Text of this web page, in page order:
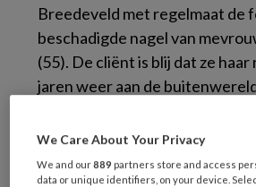
Breedeveld met regelmaat de
beschadigde nagel van
(55). De cliënt is blij dat ze haar
jaren weer aan de
van de nagelbeschadiging, de
van acryl en de uitvoering van
We Care About Your Privacy
We and our889 partners store and access
data or unique identifiers, on your device.